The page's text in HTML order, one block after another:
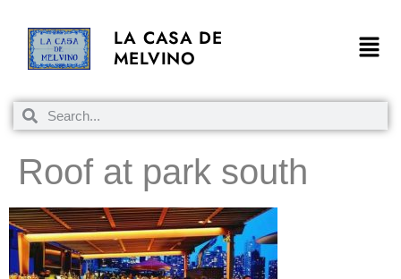
LA CASA DE
MELVINO
Roof at park south